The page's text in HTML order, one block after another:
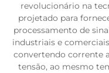
revolucionário na
projetado para
processamento de
industriais e
convertendo corrente
tensão, ao mesmo